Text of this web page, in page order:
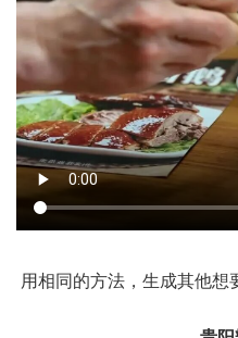
用相同的方法，生成其他想